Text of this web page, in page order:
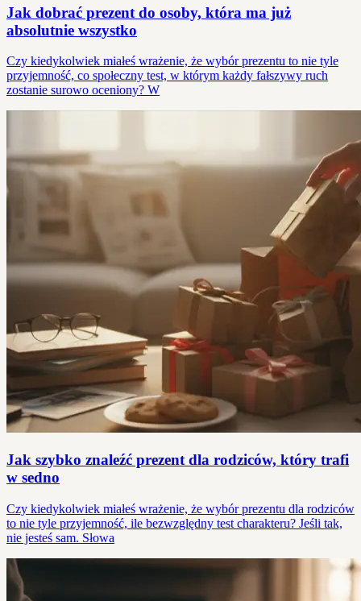
Jak dobrać prezent do osoby, która ma już
absolutnie wszystko
Czy kiedykolwiek miałeś wrażenie, że wybór prezentu to nie tyle
przyjemność, co społeczny test, w którym każdy fałszywy ruch
zostanie surowo oceniony? W
Jak szybko znaleźć prezent dla rodziców, który trafi
w sedno
Czy kiedykolwiek miałeś wrażenie, że wybór prezentu dla rodziców
to nie tyle przyjemność, ile bezwzględny test charakteru? Jeśli tak,
nie jesteś sam. Słowa